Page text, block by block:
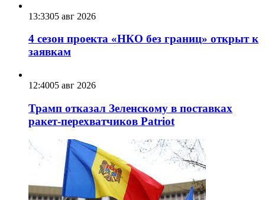
13:3305 авг 2026
4 сезон проекта «НКО без границ» открыт к
заявкам
12:4005 авг 2026
Трамп отказал Зеленскому в поставках
ракет-перехватчиков Patriot